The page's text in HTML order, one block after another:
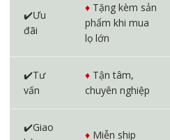
✔️Ưu
đãi
♦️ Tặng kèm sản
phẩm khi mua
lọ lớn
✔️Tư
vấn
♦️ Tận tâm,
chuyên nghiệp
✔️Giao
♦️ Miễn ship